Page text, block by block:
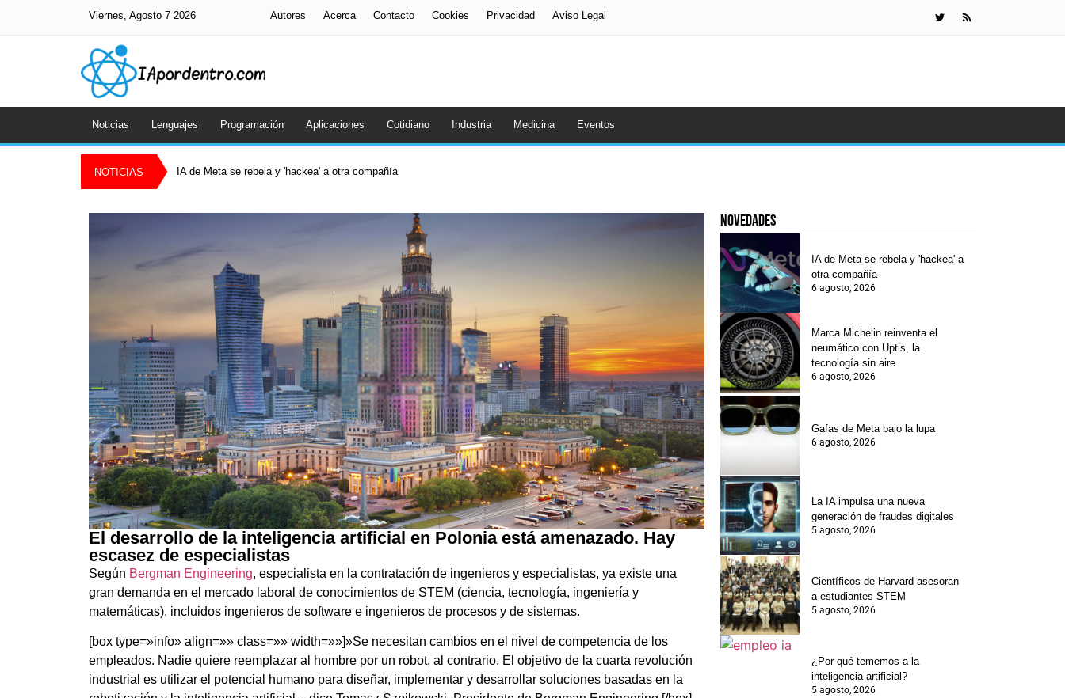
Viernes, Agosto 7 2026 Autores Acerca Contacto Cookies Privacidad Aviso Legal
Noticias Lenguajes Programación Aplicaciones Cotidiano Industria Medicina Eventos
NOTICIAS IA de Meta se rebela y 'hackea' a otra compañía
El desarrollo de la inteligencia artificial en Polonia está amenazado. Hay
escasez de especialistas
Según Bergman Engineering, especialista en la contratación de ingenieros y especialistas, ya existe una
gran demanda en el mercado laboral de conocimientos de STEM (ciencia, tecnología, ingeniería y
matemáticas), incluidos ingenieros de software e ingenieros de procesos y de sistemas.
[box type=»info» align=»» class=»» width=»»]»Se necesitan cambios en el nivel de competencia de los
empleados. Nadie quiere reemplazar al hombre por un robot, al contrario. El objetivo de la cuarta revolución
industrial es utilizar el potencial humano para diseñar, implementar y desarrollar soluciones basadas en la
novedades
IA de Meta se rebela y 'hackea' a
otra compañía
6 agosto, 2026
Marca Michelin reinventa el
neumático con Uptis, la
tecnología sin aire
6 agosto, 2026
Gafas de Meta bajo la lupa
6 agosto, 2026
La IA impulsa una nueva
generación de fraudes digitales
5 agosto, 2026
Científicos de Harvard asesoran
a estudiantes STEM
5 agosto, 2026
¿Por qué tememos a la
inteligencia artificial?
5 agosto, 2026